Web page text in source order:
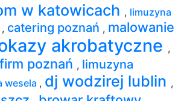
w katowicach , limuzyna
, catering poznań , malowanie
akrobatyczne ,
poznań , limuzyna
wesela , dj wodzirej lublin ,